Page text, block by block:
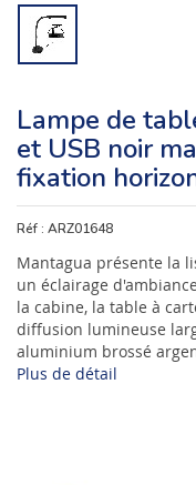
Lampe de
et USB noir
fixation
Réf : ARZ01648
Mantagua présente la
un éclairage
la cabine, la table à
diffusion lumineuse
aluminium brossé
Plus de détail